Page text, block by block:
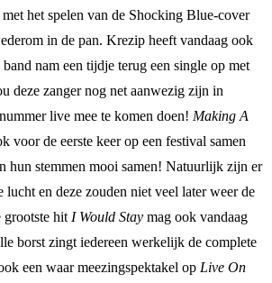
het spelen van de Shocking Blue-cover
in de pan. Krezip heeft vandaag ook
nam een tijdje terug een single op met
deze zanger nog net aanwezig zijn in
live mee te komen doen! Making A
voor de eerste keer op een festival samen
hun stemmen mooi samen! Natuurlijk zijn er
lucht en deze zouden niet veel later weer de
grootste hit I Would Stay mag ook vandaag
borst zingt iedereen werkelijk de complete
een waar meezingspektakel op Live On